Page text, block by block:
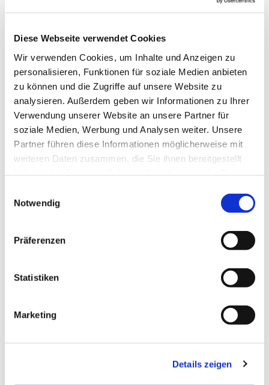
Diese Webseite verwendet Cookies
Wir verwenden Cookies, um Inhalte und Anzeigen zu
personalisieren, Funktionen für soziale Medien anbieten
zu können und die Zugriffe auf unsere Website zu
analysieren. Außerdem geben wir Informationen zu Ihrer
Verwendung unserer Website an unsere Partner für
soziale Medien, Werbung und Analysen weiter. Unsere
Partner führen diese Informationen möglicherweise mit
weiteren Daten zusammen, die Sie ihnen bereitgestellt
Notwendig
Präferenzen
Statistiken
Marketing
Details zeigen
Dies könnte Sie auch
interessieren